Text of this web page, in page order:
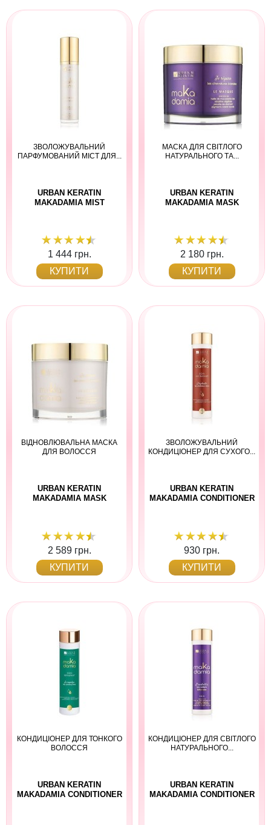
ЗВОЛОЖУВАЛЬНИЙ
ПАРФУМОВАНИЙ МІСТ ДЛЯ...
URBAN KERATIN
MAKADAMIA MIST
1 444 грн.
КУПИТИ
МАСКА ДЛЯ СВІТЛОГО
НАТУРАЛЬНОГО ТА...
URBAN KERATIN
MAKADAMIA MASK
2 180 грн.
КУПИТИ
ВІДНОВЛЮВАЛЬНА МАСКА
ДЛЯ ВОЛОССЯ
URBAN KERATIN
MAKADAMIA MASK
2 589 грн.
КУПИТИ
ЗВОЛОЖУВАЛЬНИЙ
КОНДИЦІОНЕР ДЛЯ СУХОГО...
URBAN KERATIN
MAKADAMIA CONDITIONER
930 грн.
КУПИТИ
КОНДИЦІОНЕР ДЛЯ ТОНКОГО
ВОЛОССЯ
URBAN KERATIN
MAKADAMIA CONDITIONER
КОНДИЦІОНЕР ДЛЯ СВІТЛОГО
НАТУРАЛЬНОГО...
URBAN KERATIN
MAKADAMIA CONDITIONER